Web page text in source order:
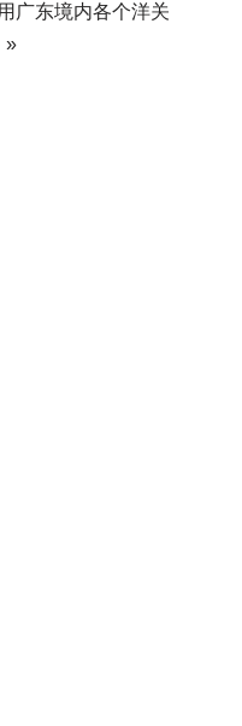
广东境内各个洋关
»